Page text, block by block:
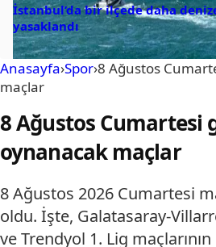
İstanbul’da bir ilçede daha
yasaklandı
Anasayfa›Spor›8 Ağustos
maçlar
8 Ağustos Cumartesi
oynanacak maçlar
8 Ağustos 2026 Cumartesi
oldu. İşte, Galatasaray-
ve Trendyol 1. Lig